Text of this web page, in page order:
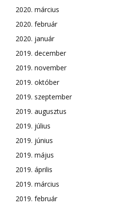
2020. március
2020. február
2020. január
2019. december
2019. november
2019. október
2019. szeptember
2019. augusztus
2019. július
2019. június
2019. május
2019. április
2019. március
2019. február